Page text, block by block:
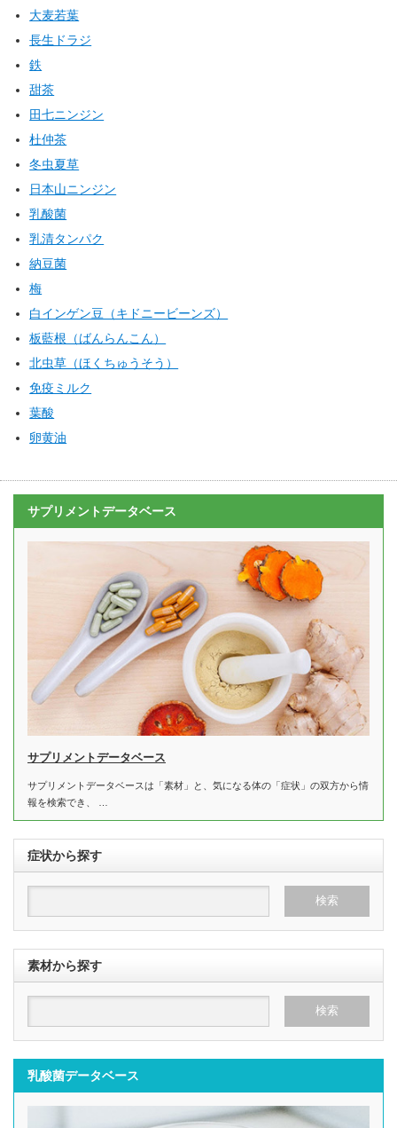
大麦若葉
長生ドラジ
鉄
甜茶
田七ニンジン
杜仲茶
冬虫夏草
日本山ニンジン
乳酸菌
乳清タンパク
納豆菌
梅
白インゲン豆（キドニービーンズ）
板藍根（ばんらんこん）
北虫草（ほくちゅうそう）
免疫ミルク
葉酸
卵黄油
サプリメントデータベース
サプリメントデータベース
サプリメントデータベースは「素材」と、気になる体の「症状」の双方から情
報を検索でき、 …
症状から探す
素材から探す
乳酸菌データベース